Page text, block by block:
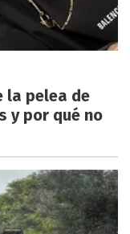
la pelea de
y por qué no